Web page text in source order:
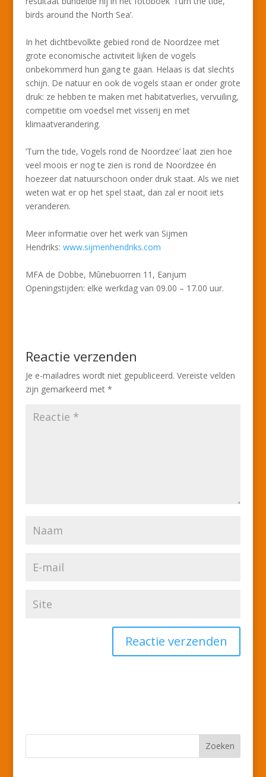
birds around the North Sea’.
In het dichtbevolkte gebied rond de Noordzee met
grote economische activiteit lijken de vogels
onbekommerd hun gang te gaan. Helaas is dat slechts
schijn. De natuur en ook de vogels staan er onder grote
druk: ze hebben te maken met habitatverlies, vervuiling,
competitie om voedsel met visserij en met
klimaatverandering.
‘Turn the tide, Vogels rond de Noordzee’ laat zien hoe
veel moois er nog te zien is rond de Noordzee én
hoezeer dat natuurschoon onder druk staat. Als we niet
weten wat er op het spel staat, dan zal er nooit iets
veranderen.
Meer informatie over het werk van Sijmen
Hendriks: www.sijmenhendriks.com
MFA de Dobbe, Mûnebuorren 11, Eanjum
Openingstijden: elke werkdag van 09.00 – 17.00 uur.
Reactie verzenden
Je e-mailadres wordt niet gepubliceerd. Vereiste velden
zijn gemarkeerd met *